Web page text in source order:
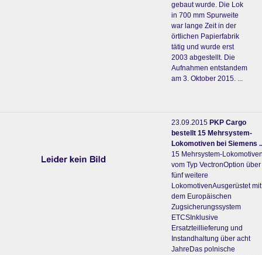
gebaut wurde. Die Lok
in 700 mm Spurweite
war lange Zeit in der
örtlichen Papierfabrik
tätig und wurde erst
2003 abgestellt. Die
Aufnahmen entstandem
am 3. Oktober 2015. ...
23.09.2015 PKP Cargo
bestellt 15 Mehrsystem-
Lokomotiven bei Siemens ..
15 Mehrsystem-
vom Typ VectronOption über
fünf weitere
LokomotivenAusgerüstet mit
dem Europäischen
Zugsicherungssystem
ETCSInklusive
Ersatzteillieferung und
Instandhaltung über acht
JahreDas polnische